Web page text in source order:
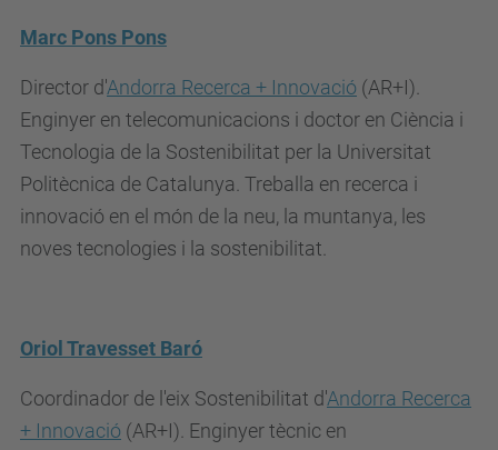
Marc Pons Pons
Director d'Andorra Recerca + Innovació (AR+I).
Enginyer en telecomunicacions i doctor en Ciència i
Tecnologia de la Sostenibilitat per la Universitat
Politècnica de Catalunya. Treballa en recerca i
innovació en el món de la neu, la munta­nya, les
noves tecnologies i la sostenibilitat.
Oriol Travesset Baró
Coordinador de l'eix Sostenibilitat d'Andorra Recerca
+ Innovació (AR+I). Enginyer tècnic en